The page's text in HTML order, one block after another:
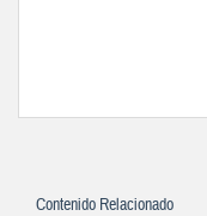
Contenido Relacionado